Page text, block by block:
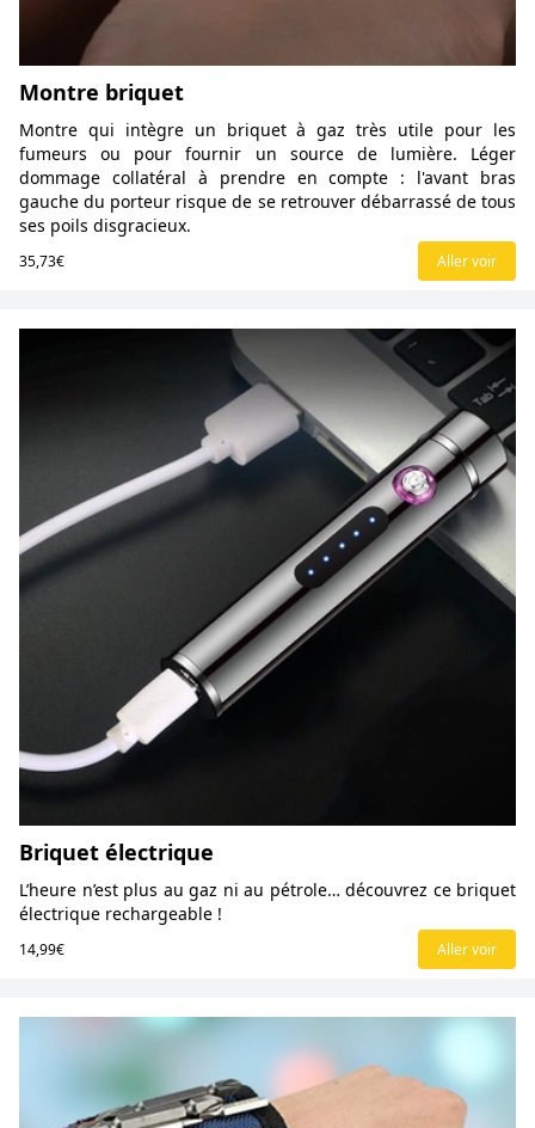
Montre briquet
Montre qui intègre un briquet à gaz très utile pour les
fumeurs ou pour fournir un source de lumière. Léger
dommage collatéral à prendre en compte : l'avant bras
gauche du porteur risque de se retrouver débarrassé de tous
ses poils disgracieux.
35,73€ Aller voir
Briquet électrique
L’heure n’est plus au gaz ni au pétrole… découvrez ce briquet
électrique rechargeable !
14,99€ Aller voir